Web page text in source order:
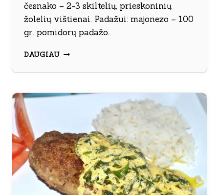
česnako – 2-3 skiltelių, prieskoninių
žolelių vištienai. Padažui: majonezo – 100
gr. pomidorų padažo…
DAUGIAUVIŠTIENA